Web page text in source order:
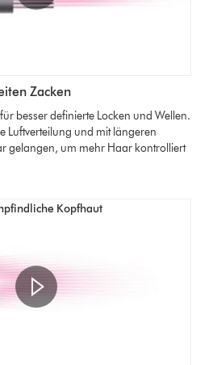
Zacken
besser definierte Locken und Wellen.
Luftverteilung und mit längeren
gelangen, um mehr Haar kontrolliert
Kopfhaut